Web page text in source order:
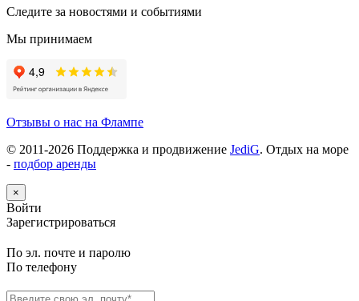
Следите за новостями и событиями
Мы принимаем
Отзывы о нас на Флампе
© 2011-2026 Поддержка и продвижение JediG. Отдых на море
- подбор аренды
×
Войти
Зарегистрироваться
По эл. почте и паролю
По телефону